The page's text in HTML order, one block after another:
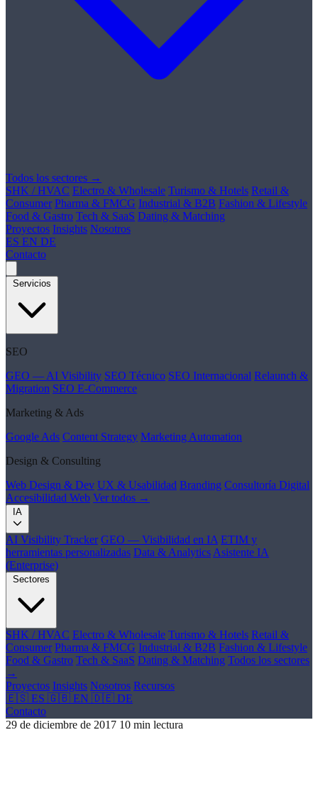
Todos los sectores →
SHK / HVAC Electro & Wholesale Turismo & Hotels Retail &
Consumer Pharma & FMCG Industrial & B2B Fashion & Lifestyle
Food & Gastro Tech & SaaS Dating & Matching
Proyectos Insights Nosotros
ES EN DE
Contacto
Servicios
SEO
GEO — AI Visibility SEO Técnico SEO Internacional Relaunch &
Migration SEO E-Commerce
Marketing & Ads
Google Ads Content Strategy Marketing Automation
Design & Consulting
Web Design & Dev UX & Usabilidad Branding Consultoría Digital
Accesibilidad Web Ver todos →
IA
AI Visibility Tracker GEO — Visibilidad en IA ETIM y
herramientas personalizadas Data & Analytics Asistente IA
(Enterprise)
Sectores
SHK / HVAC Electro & Wholesale Turismo & Hotels Retail &
Consumer Pharma & FMCG Industrial & B2B Fashion & Lifestyle
Food & Gastro Tech & SaaS Dating & Matching Todos los sectores
→
Proyectos Insights Nosotros Recursos
🇪🇸 ES 🇬🇧 EN 🇩🇪 DE
Contacto
29 de diciembre de 2017 10 min lectura